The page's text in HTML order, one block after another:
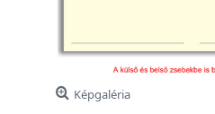
Képgaléria